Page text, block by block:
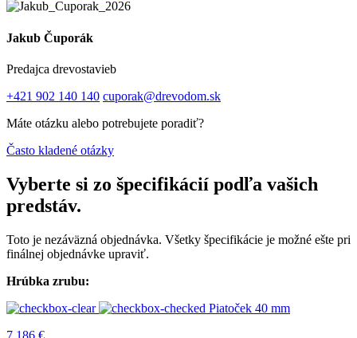
Jakub Čuporák
Predajca drevostavieb
+421 902 140 140 cuporak@drevodom.sk
Máte otázku alebo potrebujete poradiť?
Často kladené otázky
Vyberte si zo špecifikácií podľa vašich
predstáv.
Toto je nezáväzná objednávka. Všetky špecifikácie je možné ešte pri
finálnej objednávke upraviť.
Hrúbka zrubu:
Piatoček 40 mm
7 186 €